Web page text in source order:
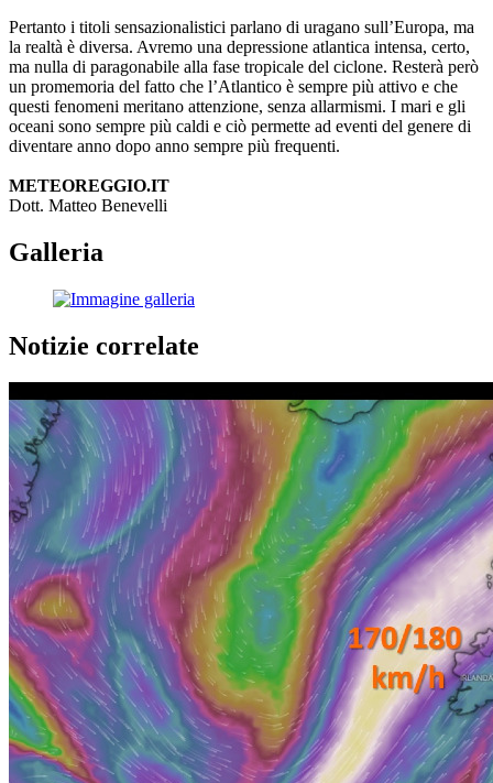
Pertanto i titoli sensazionalistici parlano di uragano sull’Europa, ma
la realtà è diversa. Avremo una depressione atlantica intensa, certo,
ma nulla di paragonabile alla fase tropicale del ciclone. Resterà però
un promemoria del fatto che l’Atlantico è sempre più attivo e che
questi fenomeni meritano attenzione, senza allarmismi. I mari e gli
oceani sono sempre più caldi e ciò permette ad eventi del genere di
diventare anno dopo anno sempre più frequenti.
METEOREGGIO.IT
Dott. Matteo Benevelli
Galleria
Notizie correlate